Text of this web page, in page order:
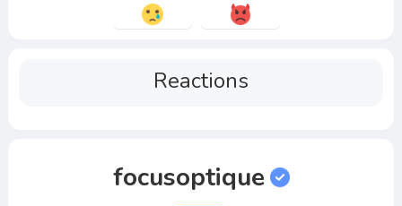
Reactions
focusoptique